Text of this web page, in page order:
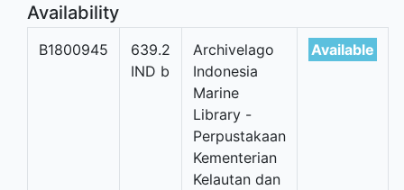
Availability
B1800945
639.2
IND b
Archivelago
Indonesia
Marine
Library -
Perpustakaan
Kementerian
Kelautan dan
Available